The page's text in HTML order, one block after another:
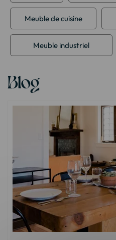
Meuble de cuisine
Meuble industriel
Blog